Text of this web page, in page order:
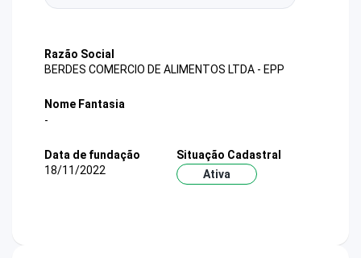
Razão Social
BERDES COMERCIO DE ALIMENTOS LTDA - EPP
Nome Fantasia
-
Data de fundação
18/11/2022
Situação Cadastral
Ativa